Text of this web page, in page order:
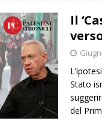
Il
Stato
del